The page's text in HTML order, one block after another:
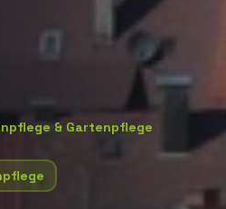
& Gartenpflege